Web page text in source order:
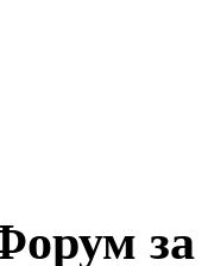
за